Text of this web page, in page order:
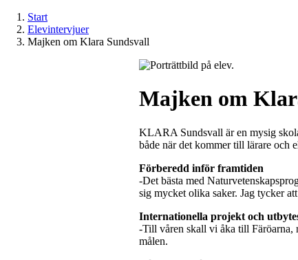
Start
Elevintervjuer
Majken om Klara Sundsvall
Majken om
KLARA Sundsvall är en mysig
både när det kommer till lärare och
Förberedd inför framtiden
-Det bästa med
sig mycket olika saker. Jag tycker
Internationella projekt och
-Till våren skall vi åka till Färöarna,
målen.